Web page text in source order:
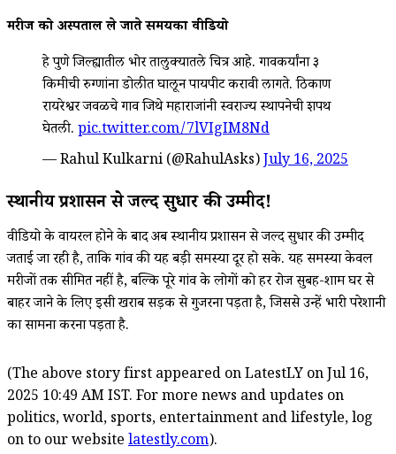
मरीज को अस्पताल ले जाते समयका वीडियो
हे पुणे जिल्ह्यातील भोर तालुक्यातले चित्र आहे. गावकर्यांना ३
किमीची रुग्णांना डोलीत घालून पायपीट करावी लागते. ठिकाण
रायरेश्वर जवळचे गाव जिथे महाराजांनी स्वराज्य स्थापनेची शपथ
घेतली. pic.twitter.com/7lVIgIM8Nd
— Rahul Kulkarni (@RahulAsks)July 16, 2025
स्थानीय प्रशासन से जल्द सुधार की उम्मीद!
वीडियो के वायरल होने के बाद अब स्थानीय प्रशासन से जल्द सुधार की उम्मीद
जताई जा रही है, ताकि गांव की यह बड़ी समस्या दूर हो सके. यह समस्या केवल
मरीजों तक सीमित नहीं है, बल्कि पूरे गांव के लोगों को हर रोज सुबह-शाम घर से
बाहर जाने के लिए इसी खराब सड़क से गुजरना पड़ता है, जिससे उन्हें भारी परेशानी
का सामना करना पड़ता है.
(The above story first appeared on LatestLY on Jul 16,
2025 10:49 AM IST. For more news and updates on
politics, world, sports, entertainment and lifestyle, log
on to our website latestly.com).